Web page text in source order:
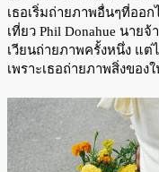
เธอเริ่มถ่ายภาพอื่นๆที่ออ
เที่ยว Phil Donahue นาย
เวียนถ่ายภาพครั้งหนึ่ง แ
เพราะเธอถ่ายภาพสิ่งของ